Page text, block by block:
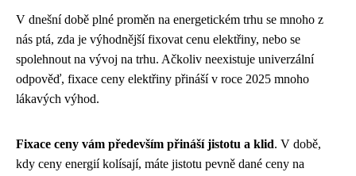
V dnešní době plné proměn na energetickém trhu se mnoho z
nás ptá, zda je výhodnější fixovat cenu elektřiny, nebo se
spolehnout na vývoj na trhu. Ačkoliv neexistuje univerzální
odpověď, fixace ceny elektřiny přináší v roce 2025 mnoho
lákavých výhod.
Fixace ceny vám především přináší jistotu a klid. V době,
kdy ceny energií kolísají, máte jistotu pevně dané ceny na